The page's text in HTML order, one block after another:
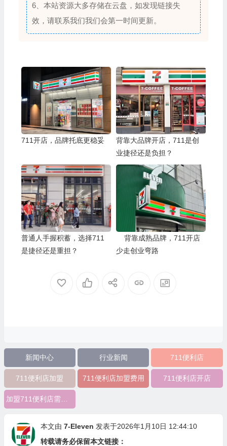
6、本站资源大多存储在云盘，如发现链接失
效，请联系我们我们会第一时间更新。
711开店，品牌托底更稳妥
背靠大品牌开店，711是创
业捷径还是负担？
普通人手握积蓄，选择711
是捷径还是重担？
背靠成熟品牌，711开店
少走创业弯路
新闻中心 行业新闻 711便利店
711便利店加盟 711便利店加盟费用 711便利店开店
本文由 7-Eleven 发表于2026年1月10日 12:44:10
转载请务必保留本文链接：